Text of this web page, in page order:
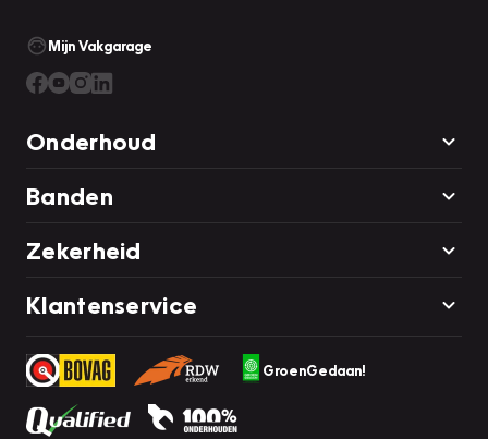
Mijn Vakgarage
Onderhoud
Banden
Zekerheid
Klantenservice
GroenGedaan!